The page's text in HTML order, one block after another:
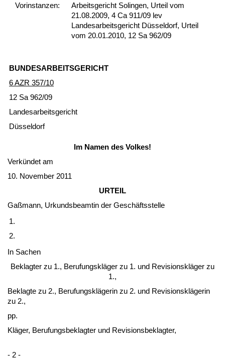
Vor­ins­tan­zen:
Arbeitsgericht Solingen, Urteil vom
21.08.2009, 4 Ca 911/09 lev
Landesarbeitsgericht Düsseldorf, Urteil
vom 20.01.2010, 12 Sa 962/09
BUN­DES­AR­BEITS­GERICHT
6 AZR 357/10
12 Sa 962/09
Lan­des­ar­beits­ge­richt
Düssel­dorf
Im Na­men des Vol­kes!
Verkündet am
10. No­vem­ber 2011
UR­TEIL
Gaßmann, Ur­kunds­be­am­tin der Geschäfts­stel­le
1.
2.
In Sa­chen
Be­klag­ter zu 1., Be­ru­fungskläger zu 1. und Re­vi­si­onskläger zu
1.,
Be­klag­te zu 2., Be­ru­fungskläge­rin zu 2. und Re­vi­si­onskläge­rin
zu 2.,
pp.
Kläger, Be­ru­fungs­be­klag­ter und Re­vi­si­ons­be­klag­ter,
- 2 -